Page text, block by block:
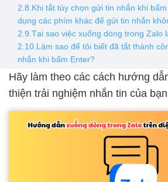
2.8.Khi tắt tùy chọn gửi tin nhắn khi
dụng các phím khác để gửi tin nhắn
2.9.Tại sao việc xuống dòng trong Zalo
2.10.Làm sao để tôi biết đã tắt thành
nhắn khi bấm Enter?
Hãy làm theo các cách hướng
thiện trải nghiệm nhắn tin của